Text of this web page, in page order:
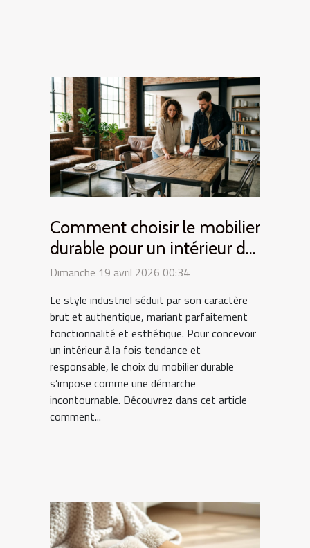
Comment choisir le mobilier
durable pour un intérieur de
style industriel ?
Dimanche 19 avril 2026 00:34
Le style industriel séduit par son caractère
brut et authentique, mariant parfaitement
fonctionnalité et esthétique. Pour concevoir
un intérieur à la fois tendance et
responsable, le choix du mobilier durable
s’impose comme une démarche
incontournable. Découvrez dans cet article
comment...